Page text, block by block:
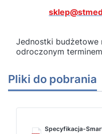
Jednostki budżetowe
odroczonym
Pliki do pobrania
Specyfikacja-